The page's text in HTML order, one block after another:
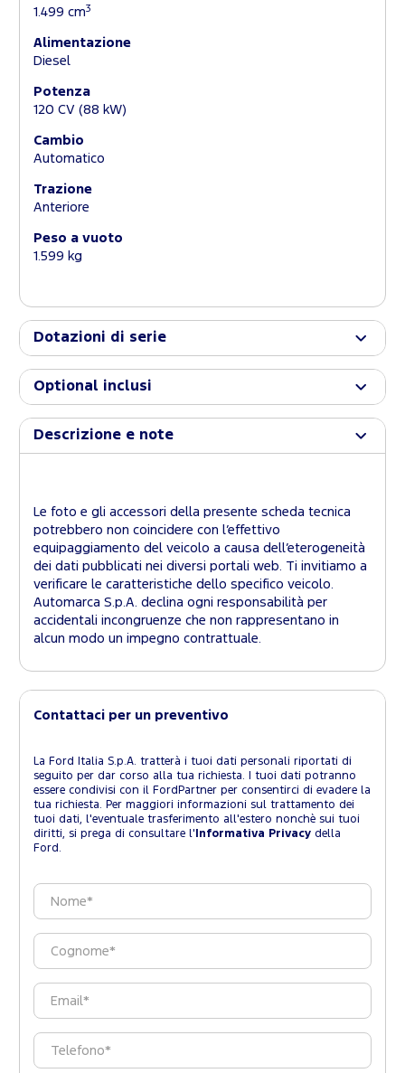
1.499 cm3
Alimentazione
Diesel
Potenza
120 CV (88 kW)
Cambio
Automatico
Trazione
Anteriore
Peso a vuoto
1.599 kg
Dotazioni di serie
Optional inclusi
Descrizione e note
Le foto e gli accessori della presente scheda tecnica
potrebbero non coincidere con l’effettivo
equipaggiamento del veicolo a causa dell’eterogeneità
dei dati pubblicati nei diversi portali web. Ti invitiamo a
verificare le caratteristiche dello specifico veicolo.
Automarca S.p.A. declina ogni responsabilità per
accidentali incongruenze che non rappresentano in
alcun modo un impegno contrattuale.
Contattaci per un preventivo
La Ford Italia S.p.A. tratterà i tuoi dati personali riportati di
seguito per dar corso alla tua richiesta. I tuoi dati potranno
essere condivisi con il FordPartner per consentirci di evadere la
tua richiesta. Per maggiori informazioni sul trattamento dei
tuoi dati, l'eventuale trasferimento all'estero nonchè sui tuoi
diritti, si prega di consultare l' Informativa Privacy della
Ford.